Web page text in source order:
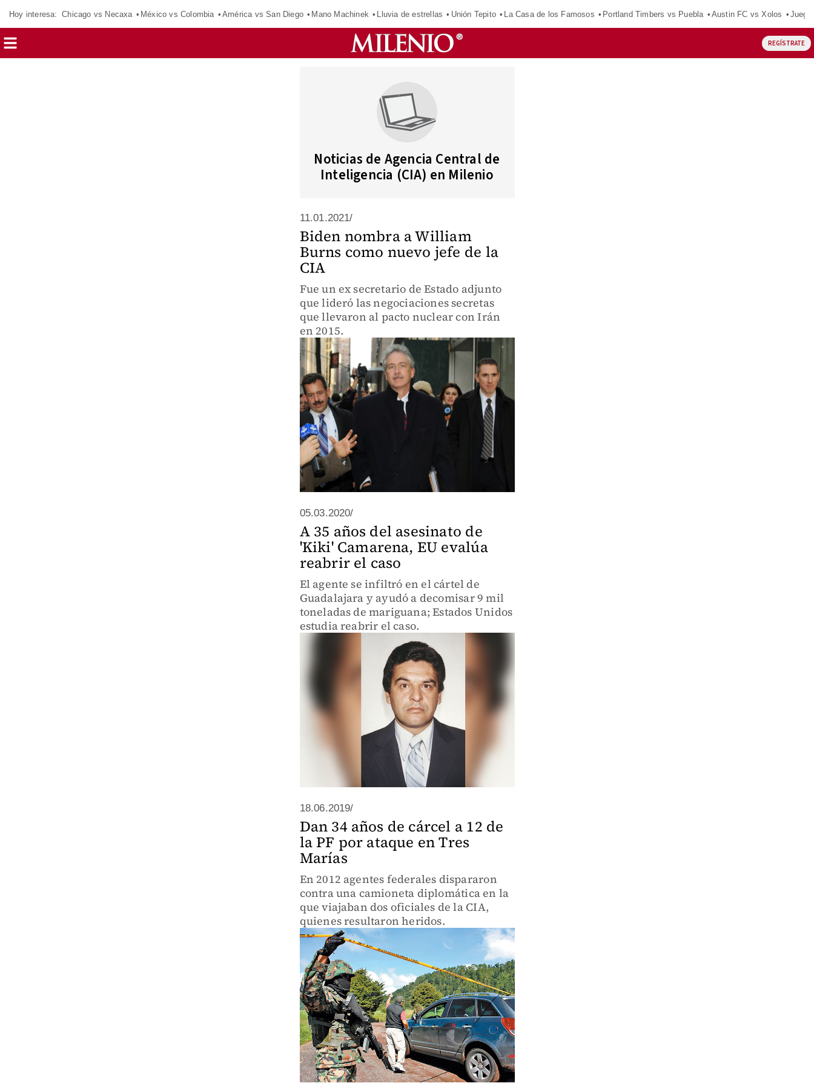
Hoy interesa: Chicago vs Necaxa México vs Colombia América vs San Diego Mano Machinek Lluvia de estrellas Unión Tepito La Casa de los Famosos Portland Timbers vs Puebla Austin FC vs Xolos
REGÍSTRATE
Noticias de Agencia Central de
Inteligencia (CIA) en Milenio
11.01.2021/
Biden nombra a William
Burns como nuevo jefe de la
CIA
Fue un ex secretario de Estado adjunto
que lideró las negociaciones secretas
que llevaron al pacto nuclear con Irán
en 2015.
05.03.2020/
A 35 años del asesinato de
'Kiki' Camarena, EU evalúa
reabrir el caso
El agente se infiltró en el cártel de
Guadalajara y ayudó a decomisar 9 mil
toneladas de mariguana; Estados Unidos
estudia reabrir el caso.
18.06.2019/
Dan 34 años de cárcel a 12 de
la PF por ataque en Tres
Marías
En 2012 agentes federales dispararon
contra una camioneta diplomática en la
que viajaban dos oficiales de la CIA,
quienes resultaron heridos.